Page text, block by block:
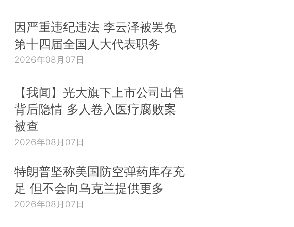
因严重违纪违法 李云泽被罢免
第十四届全国人大代表职务
2026年08月07日
【我闻】光大旗下上市公司出售
背后隐情 多人卷入医疗腐败案
被查
2026年08月07日
特朗普坚称美国防空弹药库存充
足 但不会向乌克兰提供更多
2026年08月07日